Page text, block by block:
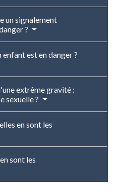
un signalement
?
est en danger ?
extrême gravité :
sexuelle ?
en sont les
sont les